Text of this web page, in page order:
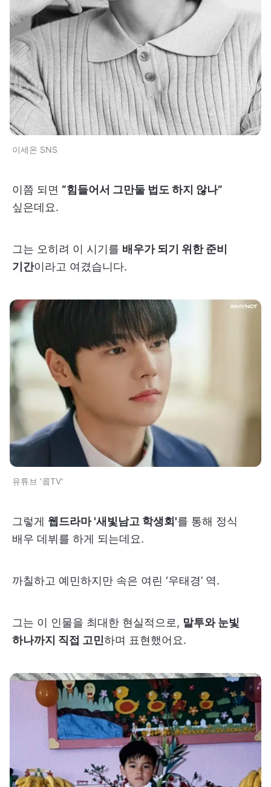
이세온 SNS
이쯤 되면 “힘들어서 그만둘 법도 하지 않나”
싶은데요.
그는 오히려 이 시기를 배우가 되기 위한 준비
기간이라고 여겼습니다.
유튜브 '콬TV'
그렇게 웹드라마 '새빛남고 학생회'를 통해 정식
배우 데뷔를 하게 되는데요.
까칠하고 예민하지만 속은 여린 ‘우태경’ 역.
그는 이 인물을 최대한 현실적으로, 말투와 눈빛
하나까지 직접 고민하며 표현했어요.